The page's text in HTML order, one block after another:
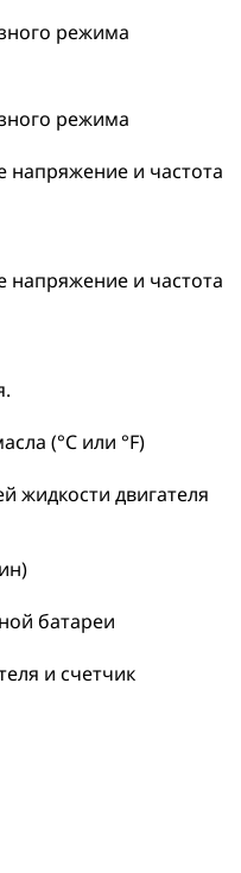
режима
режима
и частота
и частота
(°C или °F)
жидкости двигателя
батареи
и счетчик